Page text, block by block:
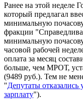
Ранее на этой неделе
который предлагал
минимальную
фракции
минимальную
часовой рабочей
оплата за месяц
больше, чем МРОТ,
(9489 руб.). Тем не
"Депутаты
зарплату").